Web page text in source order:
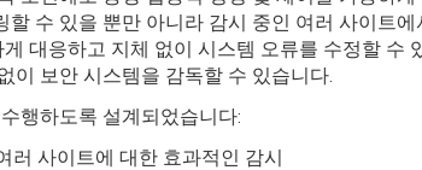
수 있을 뿐만 아니라 감시 중인 여러 사이트
대응하고 지체 없이 시스템 오류를 수정할 수
이 보안 시스템을 감독할 수 있습니다.
행하도록 설계되었습니다:
러 사이트에 대한 효과적인 감시